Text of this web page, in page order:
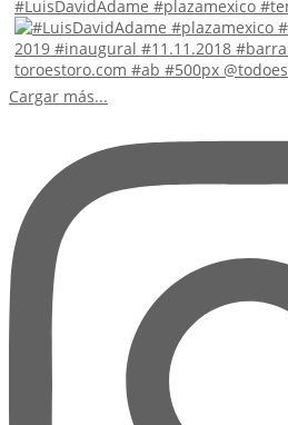
#LuisDavidAdame #plazamexico
Cargar más...